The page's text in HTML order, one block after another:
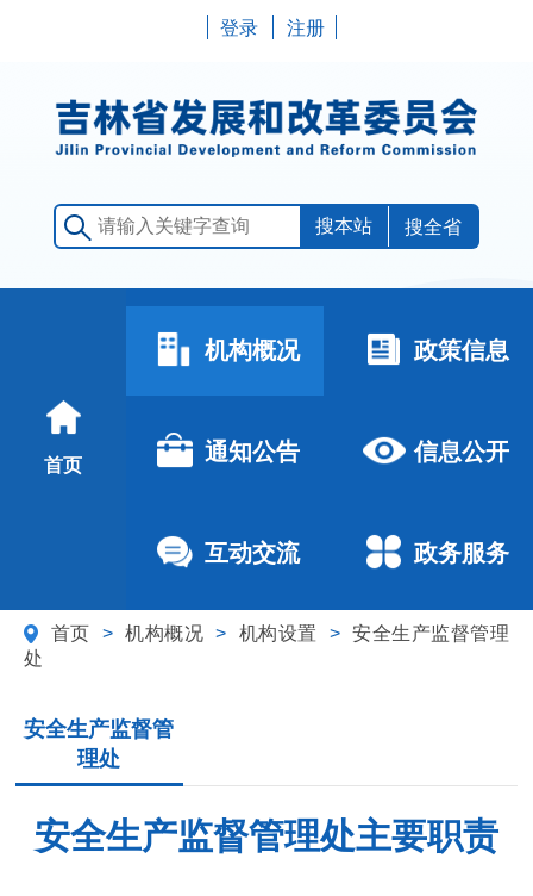
登录 注册
搜全省
首页
机构概况 政策信息
通知公告 信息公开
互动交流 政务服务
首页 > 机构概况 > 机构设置 > 安全生产监督管理
处
安全生产监督管
理处
安全生产监督管理处主要职责